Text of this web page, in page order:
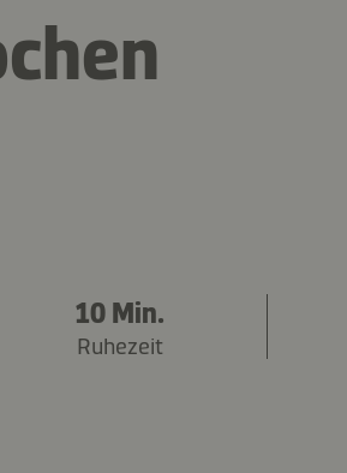
10 Min.
Ruhezeit